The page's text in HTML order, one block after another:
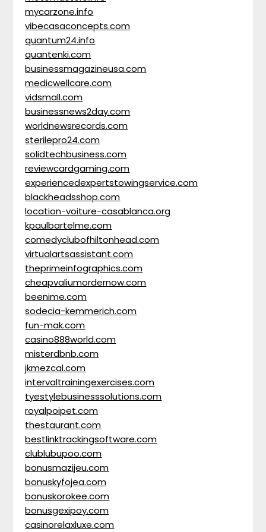
mycarzone.info
vibecasaconcepts.com
quantum24.info
quantenki.com
businessmagazineusa.com
medicwellcare.com
vidsmall.com
businessnews2day.com
worldnewsrecords.com
sterilepro24.com
solidtechbusiness.com
reviewcardgaming.com
experiencedexpertstowingservice.com
blackheadsshop.com
location-voiture-casablanca.org
kpaulbartelme.com
comedyclubofhiltonhead.com
virtualartsassistant.com
theprimeinfographics.com
cheapvaliumordernow.com
beenime.com
sodecia-kemmerich.com
fun-mak.com
casino888world.com
misterdbnb.com
jkmezcal.com
intervaltrainingexercises.com
tyestylebusinesssolutions.com
royalpoipet.com
thestaurant.com
bestlinktrackingsoftware.com
clublubupoo.com
bonusmazijeu.com
bonuskyfojea.com
bonuskorokee.com
bonusgexipoy.com
casinorelaxluxe.com